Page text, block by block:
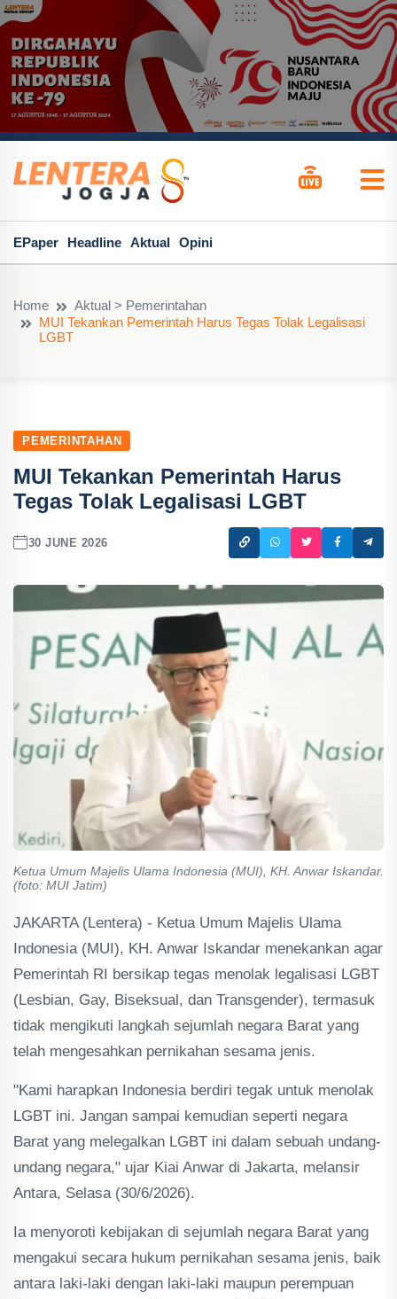
EPaper Headline Aktual Opini
Home
Aktual > Pemerintahan
MUI Tekankan Pemerintah Harus Tegas Tolak Legalisasi
LGBT
PEMERINTAHAN
MUI Tekankan Pemerintah Harus
Tegas Tolak Legalisasi LGBT
30 JUNE 2026
Ketua Umum Majelis Ulama Indonesia (MUI), KH. Anwar Iskandar.
(foto: MUI Jatim)
JAKARTA (Lentera) - Ketua Umum Majelis Ulama
Indonesia (MUI), KH. Anwar Iskandar menekankan agar
Pemerintah RI bersikap tegas menolak legalisasi LGBT
(Lesbian, Gay, Biseksual, dan Transgender), termasuk
tidak mengikuti langkah sejumlah negara Barat yang
telah mengesahkan pernikahan sesama jenis.
"Kami harapkan Indonesia berdiri tegak untuk menolak
LGBT ini. Jangan sampai kemudian seperti negara
Barat yang melegalkan LGBT ini dalam sebuah undang-
undang negara," ujar Kiai Anwar di Jakarta, melansir
Antara, Selasa (30/6/2026).
Ia menyoroti kebijakan di sejumlah negara Barat yang
mengakui secara hukum pernikahan sesama jenis, baik
antara laki-laki dengan laki-laki maupun perempuan